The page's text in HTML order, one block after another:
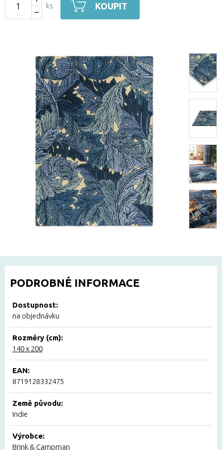
ks KOUPIT
PODROBNÉ INFORMACE
Dostupnost:
na objednávku
Rozměry (cm):
140 x 200
EAN:
8719128332475
Země původu:
Indie
Výrobce:
Brink & Campman